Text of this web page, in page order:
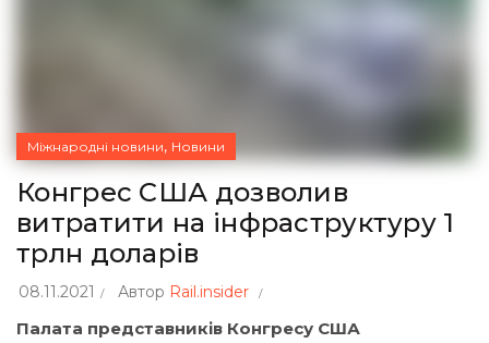
Міжнародні новини, Новини
Конгрес США дозволив
витратити на інфраструктуру 1
трлн доларів
08.11.2021 Автор Rail.insider
Палата представників Конгресу США